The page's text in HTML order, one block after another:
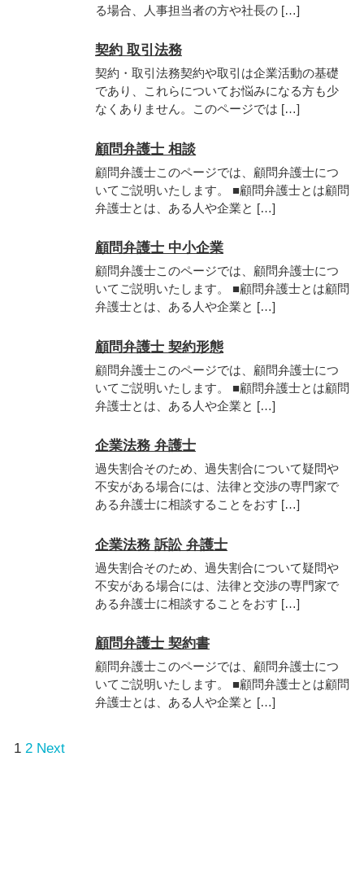
る場合、人事担当者の方や社長の […]
契約 取引法務
契約・取引法務契約や取引は企業活動の基礎
であり、これらについてお悩みになる方も少
なくありません。このページでは […]
顧問弁護士 相談
顧問弁護士このページでは、顧問弁護士につ
いてご説明いたします。 ■顧問弁護士とは顧問
弁護士とは、ある人や企業と […]
顧問弁護士 中小企業
顧問弁護士このページでは、顧問弁護士につ
いてご説明いたします。 ■顧問弁護士とは顧問
弁護士とは、ある人や企業と […]
顧問弁護士 契約形態
顧問弁護士このページでは、顧問弁護士につ
いてご説明いたします。 ■顧問弁護士とは顧問
弁護士とは、ある人や企業と […]
企業法務 弁護士
過失割合そのため、過失割合について疑問や
不安がある場合には、法律と交渉の専門家で
ある弁護士に相談することをおす […]
企業法務 訴訟 弁護士
過失割合そのため、過失割合について疑問や
不安がある場合には、法律と交渉の専門家で
ある弁護士に相談することをおす […]
顧問弁護士 契約書
顧問弁護士このページでは、顧問弁護士につ
いてご説明いたします。 ■顧問弁護士とは顧問
弁護士とは、ある人や企業と […]
1 2 Next